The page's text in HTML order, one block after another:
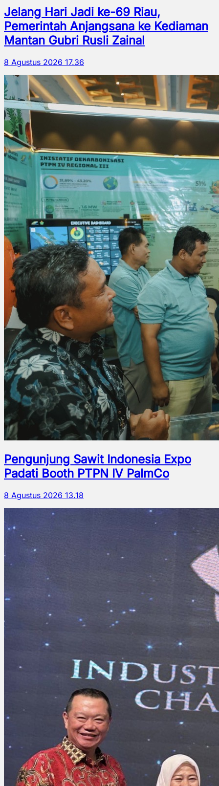
Jelang Hari Jadi ke-69 Riau,
Pemerintah Anjangsana ke Kediaman
Mantan Gubri Rusli Zainal
8 Agustus 2026 17.36
Pengunjung Sawit Indonesia Expo
Padati Booth PTPN IV PalmCo
8 Agustus 2026 13.18